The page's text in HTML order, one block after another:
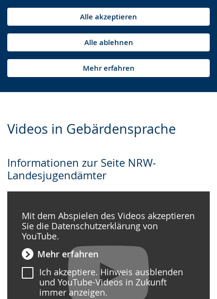
Alle akzeptieren
Alle ablehnen
Mehr erfahren
Videos in Gebärdensprache
Informationen zur Seite NRW-
Landesjugendämter
Mit dem Abspielen des Videos akzeptieren
Sie die Datenschutzerklärung von
YouTube.
Mehr erfahren
Ich akzeptiere. Hinweis ausblenden
und YouTube-Videos in Zukunft
immer anzeigen.